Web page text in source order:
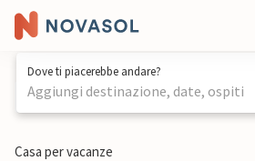
Dove ti piacerebbe andare?
Aggiungi destinazione, date, ospiti
1 / 40
Casa per vacanze